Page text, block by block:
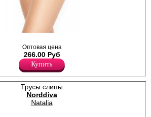
декоративными резинками
по поясу и ножке, передняя
деталь выполнена из
кружева.
Лайкра 10%
Полиамид 45%
Хлопок 45%
Оптовая цена
266.00 Руб
Купить
Трусы слипы
Norddiva
Natalia